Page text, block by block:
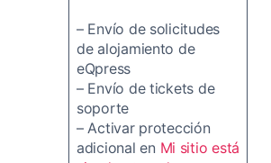
– Envío de solicitudes
de alojamiento de
eQpress
– Envío de tickets de
soporte
– Activar protección
adicional en Mi sitio está